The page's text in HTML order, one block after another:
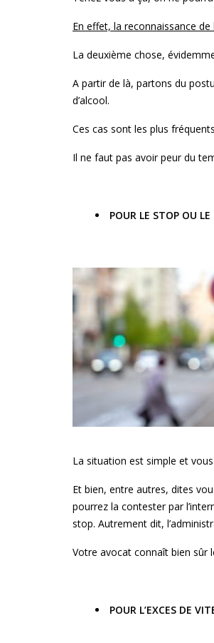
En effet, la reconnaissance
La deuxième chose,
A partir de là, partons du
d’alcool.
Ces cas sont les plus
Il ne faut pas avoir peur du
POUR LE STOP OU LE
La situation est simple et
Et bien, entre autres, dites
pourrez la contester par
stop. Autrement dit,
Votre avocat connaît bien sûr
POUR L’EXCES DE